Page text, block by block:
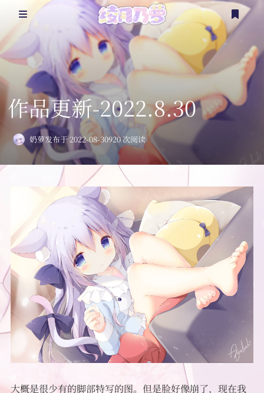
@乃萝
乃言乃语
看点涩图
杂七杂八
二次创作
实体周边
延伸资源
友情链接
随笔
时间轴
注册
作品更新-2022.8.30
奶萝发布于 2022-08-30920 次阅读
大概是很少有的脚部特写的图。但是脸好像崩了，现在我